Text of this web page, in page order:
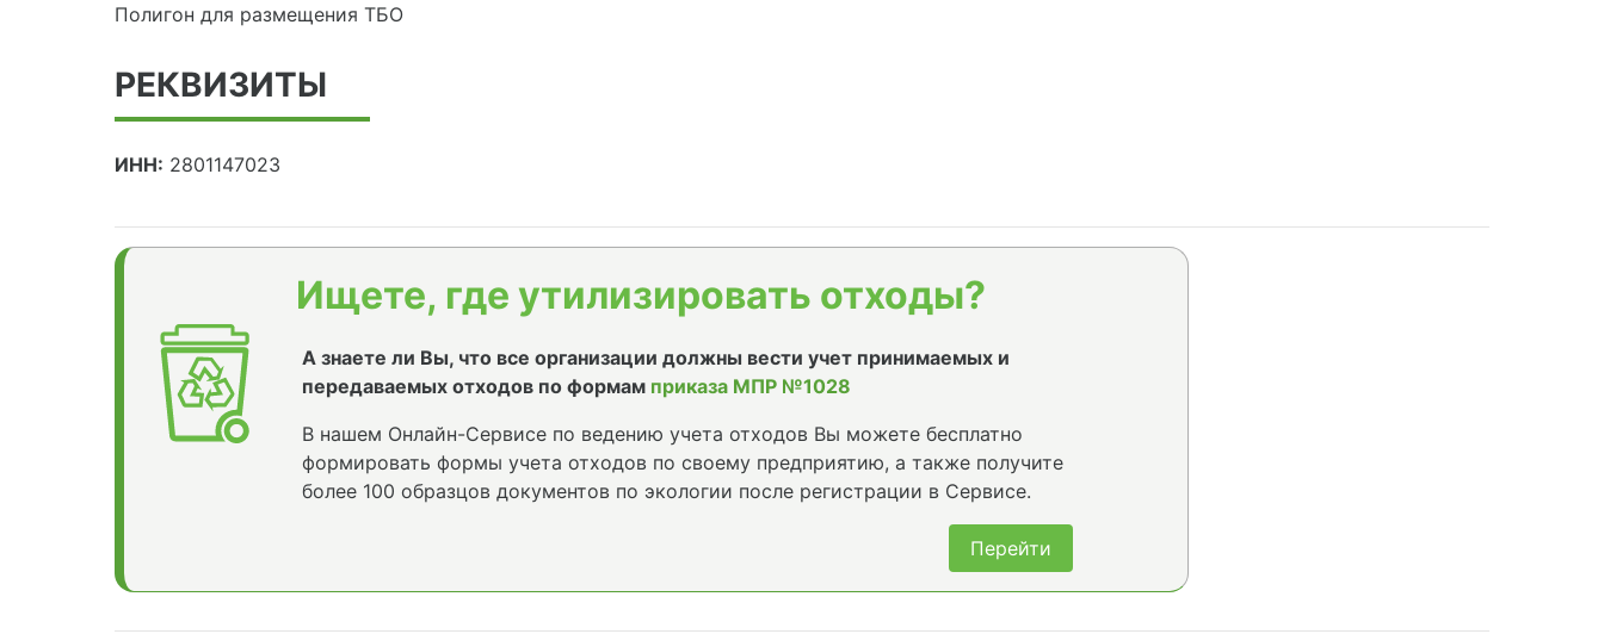
Полигон для размещения ТБО
РЕКВИЗИТЫ
ИНН: 2801147023
Ищете, где утилизировать отходы?
А знаете ли Вы, что все организации должны вести учет принимаемых и
передаваемых отходов по формам приказа МПР №1028
В нашем Онлайн-Сервисе по ведению учета отходов Вы можете бесплатно
формировать формы учета отходов по своему предприятию, а также получите
более 100 образцов документов по экологии после регистрации в Сервисе.
Перейти